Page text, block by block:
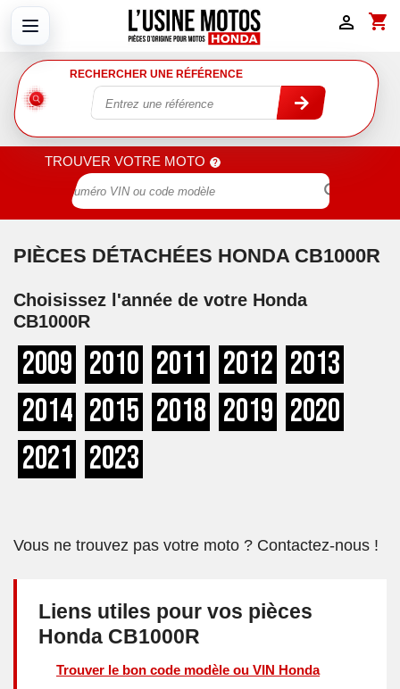
shopping_cart

RECHERCHER UNE RÉFÉRENCE
TROUVER VOTRE MOTO

PIÈCES DÉTACHÉES HONDA CB1000R
Choisissez l'année de votre Honda
CB1000R
2009 2010 2011 2012 2013
2014 2015 2018 2019 2020
2021 2023
Vous ne trouvez pas votre moto ? Contactez-nous !
Liens utiles pour vos pièces
Honda CB1000R
Trouver le bon code modèle ou VIN Honda